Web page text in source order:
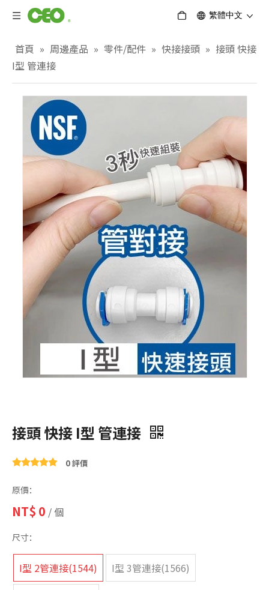
繁體中文
首頁 » 周邊產品 » 零件/配件 » 快接接頭 » 接頭 快接
I型 管連接
接頭 快接 I型 管連接
0 評價
原價：
NT$ 0 / 個
尺寸：
I型 2管連接(1544) I型 3管連接(1566)